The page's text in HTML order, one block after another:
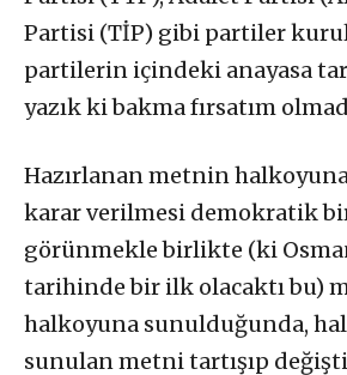
Partisi (TİP) gibi partiler
partilerin içindeki anayasa
yazık ki bakma fırsatım
Hazırlanan metnin
karar verilmesi demokratik
görünmekle birlikte (ki
tarihinde bir ilk olacaktı bu)
halkoyuna sunulduğunda,
sunulan metni tartışıp